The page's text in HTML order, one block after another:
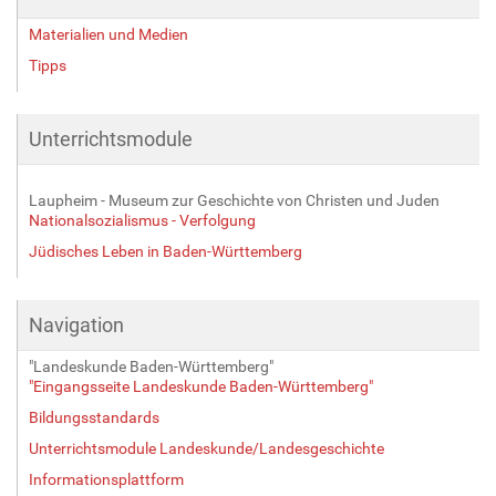
Materialien und Medien
Tipps
Unterrichtsmodule
Laupheim - Museum zur Geschichte von Christen und Juden
Nationalsozialismus - Verfolgung
Jüdisches Leben in Baden-Württemberg
Navigation
"Landeskunde Baden-Württemberg"
"Eingangsseite Landeskunde Baden-Württemberg"
Bildungsstandards
Unterrichtsmodule Landeskunde/Landesgeschichte
Informationsplattform